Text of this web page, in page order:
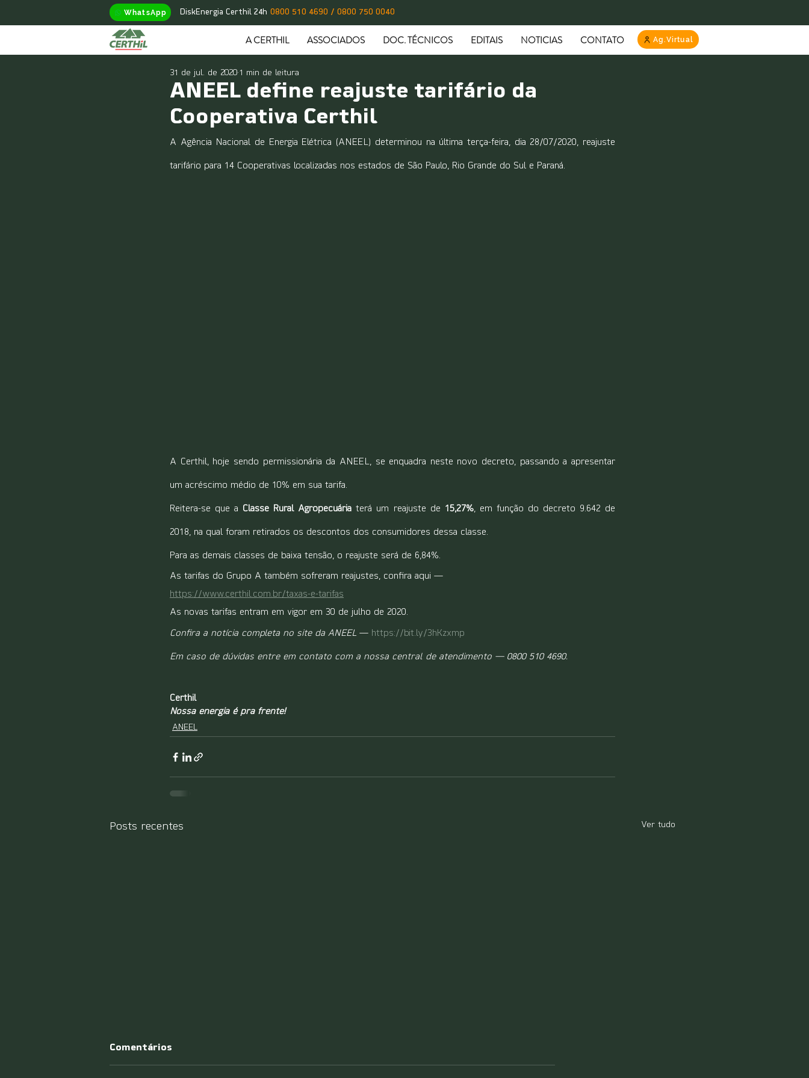
WhatsApp DiskEnergia Certhil 24h 0800 510 4690 / 0800 750 0040
A CERTHIL ASSOCIADOS DOC. TÉCNICOS EDITAIS NOTICIAS CONTATO Ag.Virtual
ANEEL define reajuste tarifário da
Cooperativa Certhil
31 de jul. de 2020 1 min de leitura
A Agência Nacional de Energia Elétrica (ANEEL) determinou na última terça-feira, dia 28/07/2020, reajuste
tarifário para 14 Cooperativas localizadas nos estados de São Paulo, Rio Grande do Sul e Paraná.
A Certhil, hoje sendo permissionária da ANEEL, se enquadra neste novo decreto, passando a apresentar
um acréscimo médio de 10% em sua tarifa.
Reitera-se que a Classe Rural Agropecuária terá um reajuste de 15,27%, em função do decreto 9.642 de
2018, na qual foram retirados os descontos dos consumidores dessa classe.
Para as demais classes de baixa tensão, o reajuste será de 6,84%.
As tarifas do Grupo A também sofreram reajustes, confira aqui —
https://www.certhil.com.br/taxas-e-tarifas
As novas tarifas entram em vigor em 30 de julho de 2020.
Confira a notícia completa no site da ANEEL — https://bit.ly/3hKzxmp
Em caso de dúvidas entre em contato com a nossa central de atendimento — 0800 510 4690.
Certhil
Nossa energia é pra frente!
ANEEL
Posts recentes Ver tudo
Comentários